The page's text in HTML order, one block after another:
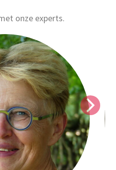
onze experts.